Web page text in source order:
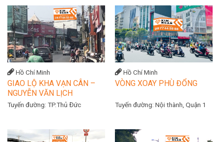
Hồ Chí Minh
GIAO LỘ KHA VẠN CÂN –
NGUYỄN VĂN LỊCH
Tuyến đường: TP.Thủ Đức
Hồ Chí Minh
VÒNG XOAY PHÙ ĐỔNG
Tuyến đường: Nội thành, Quận 1